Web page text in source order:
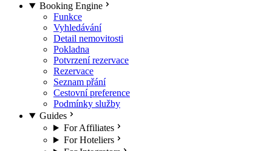
Booking Engine
Funkce
Vyhledávání
Detail nemovitosti
Pokladna
Potvrzení rezervace
Rezervace
Seznam přání
Cestovní preference
Podmínky služby
Guides
For Affiliates
For Hoteliers